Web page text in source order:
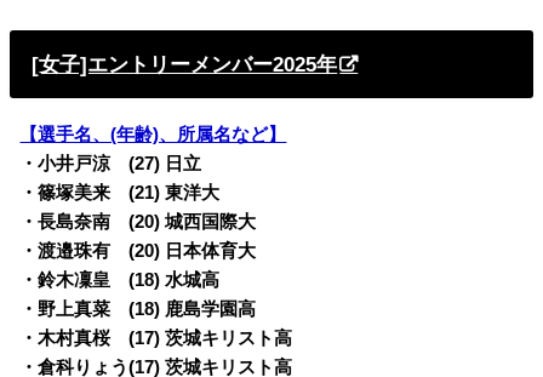
[女子]エントリーメンバー2025年
【選手名、(年齢)、所属名など】
・小井戸涼 (27) 日立
・篠塚美来 (21) 東洋大
・長島奈南 (20) 城西国際大
・渡邉珠有 (20) 日本体育大
・鈴木凜皇 (18) 水城高
・野上真菜 (18) 鹿島学園高
・木村真桜 (17) 茨城キリスト高
・倉科りょう(17) 茨城キリスト高